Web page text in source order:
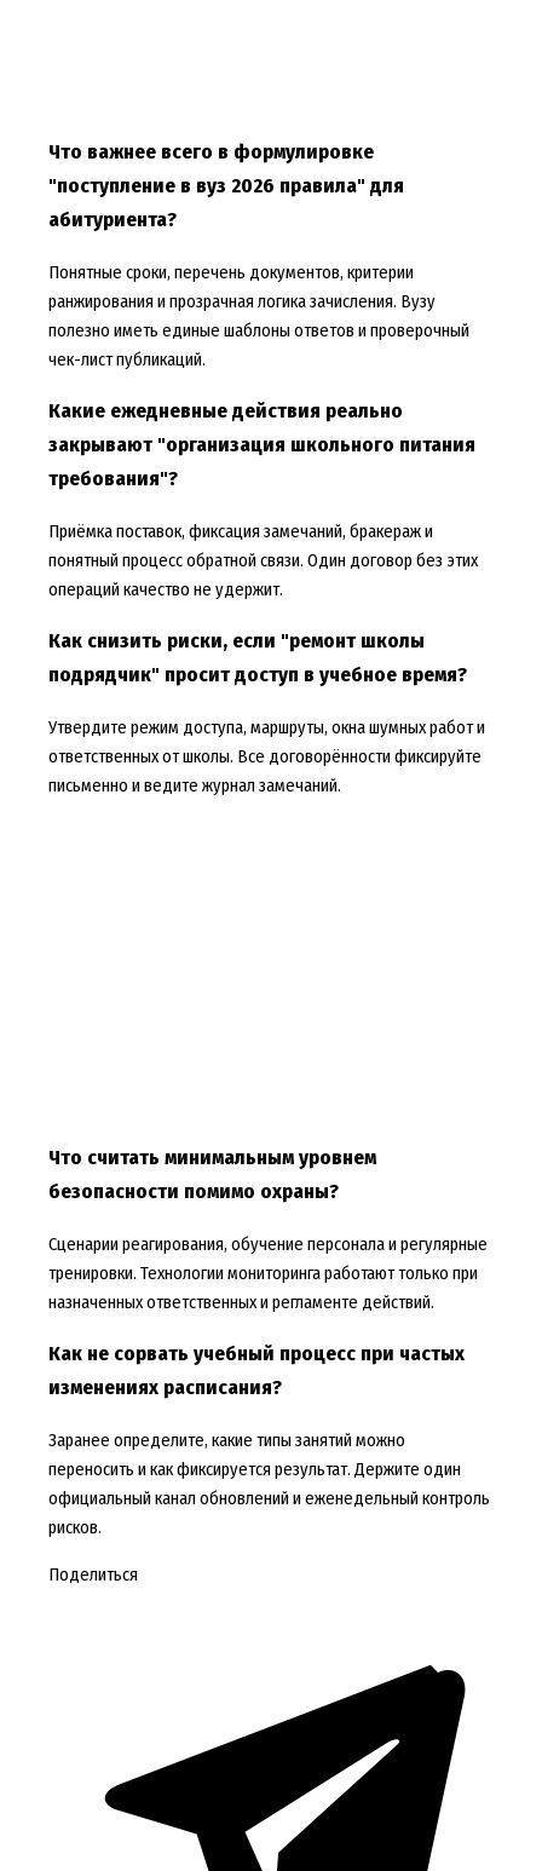
Что важнее всего в формулировке
"поступление в вуз 2026 правила" для
абитуриента?
Понятные сроки, перечень документов, критерии
ранжирования и прозрачная логика зачисления. Вузу
полезно иметь единые шаблоны ответов и проверочный
чек-лист публикаций.
Какие ежедневные действия реально
закрывают "организация школьного питания
требования"?
Приёмка поставок, фиксация замечаний, бракераж и
понятный процесс обратной связи. Один договор без этих
операций качество не удержит.
Как снизить риски, если "ремонт школы
подрядчик" просит доступ в учебное время?
Утвердите режим доступа, маршруты, окна шумных работ и
ответственных от школы. Все договорённости фиксируйте
письменно и ведите журнал замечаний.
Что считать минимальным уровнем
безопасности помимо охраны?
Сценарии реагирования, обучение персонала и регулярные
тренировки. Технологии мониторинга работают только при
назначенных ответственных и регламенте действий.
Как не сорвать учебный процесс при частых
изменениях расписания?
Заранее определите, какие типы занятий можно
переносить и как фиксируется результат. Держите один
официальный канал обновлений и еженедельный контроль
рисков.
Поделиться